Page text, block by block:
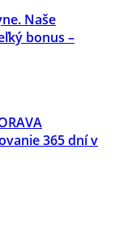
Naše
bonus –
365 dní v